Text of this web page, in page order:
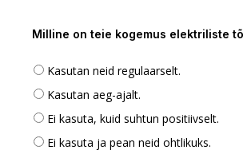
Milline on teie kogemus elektriliste
Kasutan neid regulaarselt.
Kasutan aeg-ajalt.
Ei kasuta, kuid suhtun positiivselt.
Ei kasuta ja pean neid ohtlikuks.